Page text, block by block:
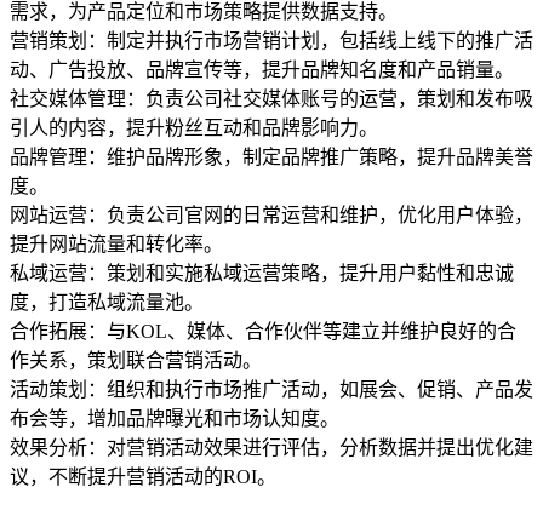
需求，为产品定位和市场策略提供数据支持。
营销策划：制定并执行市场营销计划，包括线上线下的推广活
动、广告投放、品牌宣传等，提升品牌知名度和产品销量。
社交媒体管理：负责公司社交媒体账号的运营，策划和发布吸
引人的内容，提升粉丝互动和品牌影响力。
品牌管理：维护品牌形象，制定品牌推广策略，提升品牌美誉
度。
网站运营：负责公司官网的日常运营和维护，优化用户体验，
提升网站流量和转化率。
私域运营：策划和实施私域运营策略，提升用户黏性和忠诚
度，打造私域流量池。
合作拓展：与KOL、媒体、合作伙伴等建立并维护良好的合
作关系，策划联合营销活动。
活动策划：组织和执行市场推广活动，如展会、促销、产品发
布会等，增加品牌曝光和市场认知度。
效果分析：对营销活动效果进行评估，分析数据并提出优化建
议，不断提升营销活动的ROI。